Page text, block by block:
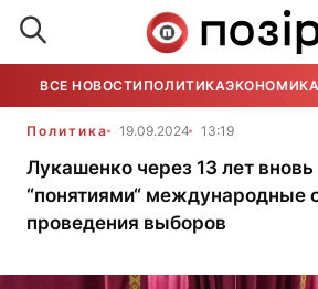
ВСЕ НОВОСТИ ПОЛИТИКА
Политика 19.09.2024 13:19
Лукашенко через 13 лет вновь
“понятиями“ международные
проведения выборов